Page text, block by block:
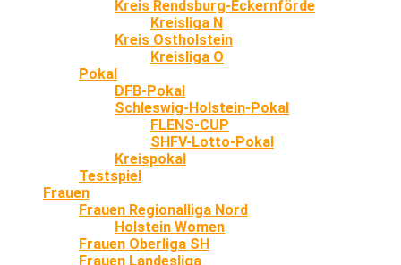
Kreis Rendsburg-Eckernförde
Kreisliga N
Kreis Ostholstein
Kreisliga O
Pokal
DFB-Pokal
Schleswig-Holstein-Pokal
FLENS-CUP
SHFV-Lotto-Pokal
Kreispokal
Testspiel
Frauen
Frauen Regionalliga Nord
Holstein Women
Frauen Oberliga SH
Frauen Landesliga